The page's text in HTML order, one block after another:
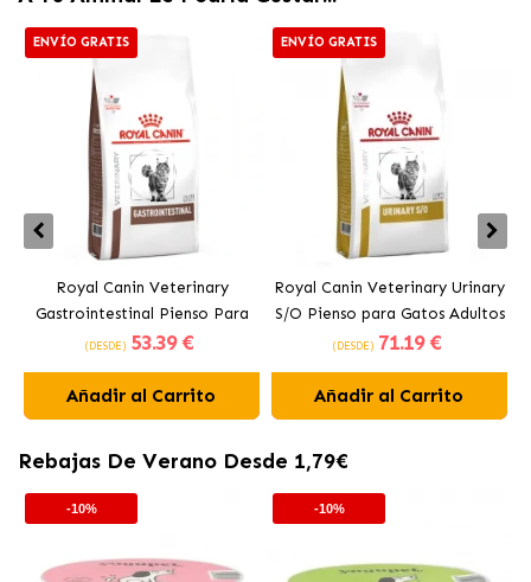
ENVÍO GRATIS
Royal Canin Veterinary
Gastrointestinal Pienso Para
Gatos Adultos
(DESDE) 53.39 €
Añadir al Carrito
ENVÍO GRATIS
Royal Canin Veterinary Urinary
S/O Pienso para Gatos Adultos
(DESDE) 71.19 €
Añadir al Carrito
Rebajas De Verano Desde 1,79€
-10% -10%